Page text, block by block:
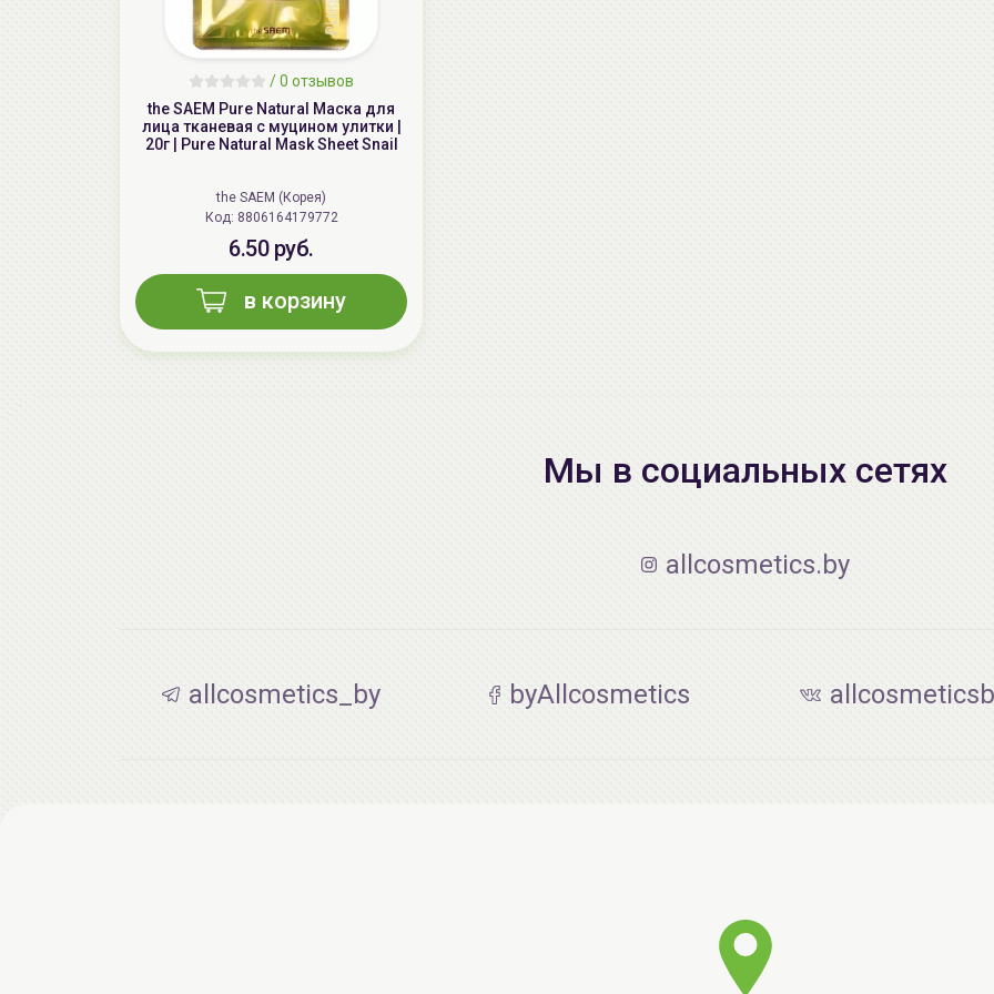
/0 отзывов
the SAEM Pure Natural Маска для
лица тканевая с муцином улитки |
20г | Pure Natural Mask Sheet Snail
the SAEM (Корея)
Код: 8806164179772
6.50 руб.
в корзину
Мы в социальных сетях
allcosmetics.by
allcosmetics_by byAllcosmetics